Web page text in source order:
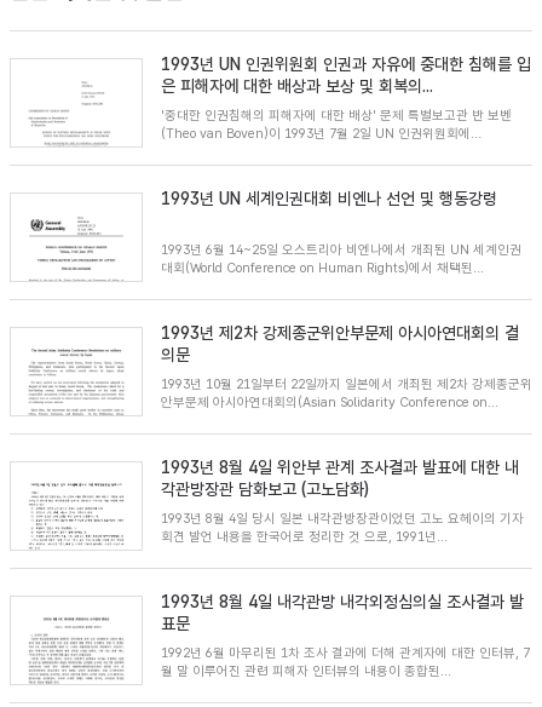
1993년 UN 인권위원회 인권과 자유에 중대한 침해를 입
은 피해자에 대한 배상과 보상 및 회복의...
'중대한 인권침해의 피해자에 대한 배상' 문제 특별보고관 반 보벤
(Theo van Boven)이 1993년 7월 2일 UN 인권위원회에...
1993년 UN 세계인권대회 비엔나 선언 및 행동강령
1993년 6월 14~25일 오스트리아 비엔나에서 개최된 UN 세계인권
대회(World Conference on Human Rights)에서 채택된...
1993년 제2차 강제종군위안부문제 아시아연대회의 결
의문
1993년 10월 21일부터 22일까지 일본에서 개최된 제2차 강제종군위
안부문제 아시아연대회의(Asian Solidarity Conference on...
1993년 8월 4일 위안부 관계 조사결과 발표에 대한 내
각관방장관 담화보고 (고노담화)
1993년 8월 4일 당시 일본 내각관방장관이었던 고노 요헤이의 기자
회견 발언 내용을 한국어로 정리한 것 으로, 1991년...
1993년 8월 4일 내각관방 내각외정심의실 조사결과 발
표문
1992년 6월 마무리된 1차 조사 결과에 더해 관계자에 대한 인터뷰, 7
월 말 이루어진 관련 피해자 인터뷰의 내용이 종합된...